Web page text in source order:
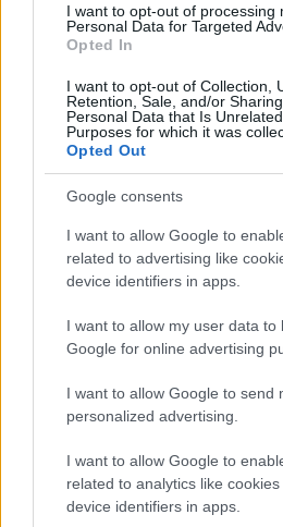
I want to opt-out of processing
Personal Data for Targeted
Opted In
I want to opt-out of Collection,
Retention, Sale, and/or
Personal Data that Is
Purposes for which it was
Opted Out
Google consents
I want to allow Google to
related to advertising like
device identifiers in apps.
I want to allow my user data to
Google for online advertising
I want to allow Google to send
personalized advertising.
I want to allow Google to
related to analytics like
device identifiers in apps.
két futamgyőztes, Mikel [&hellip;]
Spengler
az ETCR legutóbbi
Bruno Spengler az ETCR
döntőben esett nagyot a kettes